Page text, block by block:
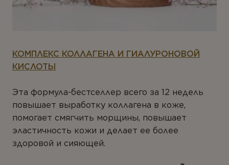
КОМПЛЕКС КОЛЛАГЕНА И ГИАЛУРОНОВОЙ
КИСЛОТЫ
Эта формула-бестселлер всего за 12 недель
повышает выработку коллагена в коже,
помогает смягчить морщины, повышает
эластичность кожи и делает ее более
здоровой и сияющей.